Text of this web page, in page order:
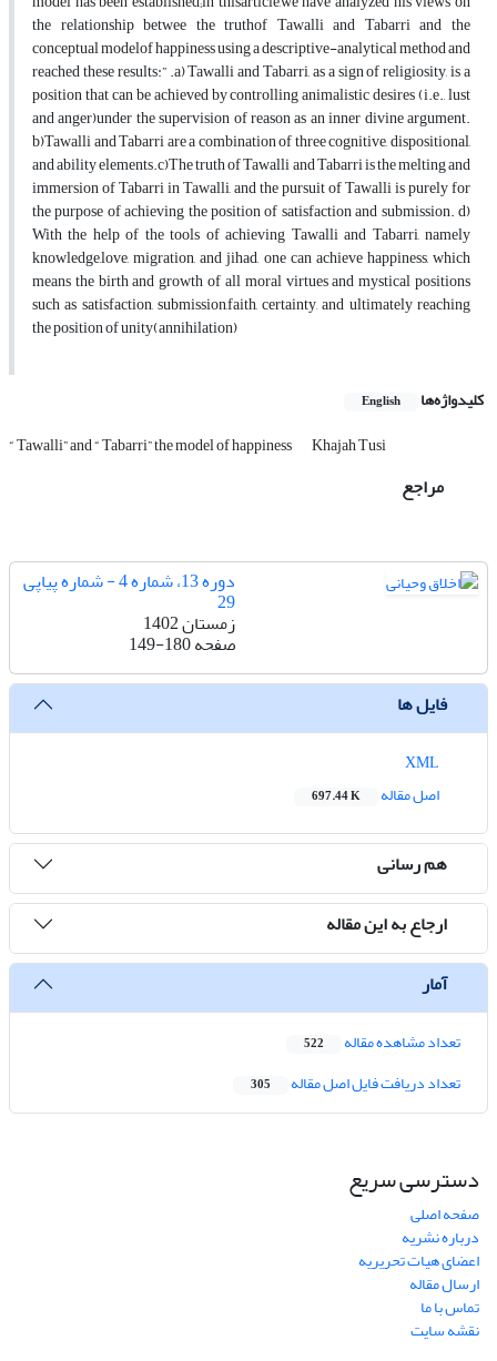
the relationship betwee the truthof Tawalli and Tabarri and the
conceptual modelof happiness using a descriptive-analytical method and
reached these results:” .a) Tawalli and Tabarri, as a sign of religiosity, is a
position that can be achieved by controlling animalistic desires (i.e., lust
and anger)under the supervision of reason as an inner divine argument.
b)Tawalli and Tabarri are a combination of three cognitive, dispositional,
and ability elements.c)The truth of Tawalli and Tabarri is the melting and
immersion of Tabarri in Tawalli, and the pursuit of Tawalli is purely for
the purpose of achieving the position of satisfaction and submission. d)
With the help of the tools of achieving Tawalli and Tabarri, namely
knowledge,love, migration, and jihad, one can achieve happiness, which
means the birth and growth of all moral virtues and mystical positions
such as satisfaction, submission,faith, certainty, and ultimately reaching
the position of unity(annihilation)
کلیدواژه‌ها English
“ Tawalli” and “ Tabarri” the model of happiness Khajah Tusi
مراجع
دوره 13، شماره 4 - شماره پیاپی
29
زمستان 1402
صفحه149-180
فایل ها
اصل مقاله
697.44 K
هم رسانی
ارجاع به این مقاله
آمار
تعداد مشاهده مقاله 522
تعداد دریافت فایل اصل مقاله 305
دسترسی سریع
صفحه اصلی
درباره نشریه
اعضای هیات تحریریه
ارسال مقاله
تماس با ما
نقشه سایت